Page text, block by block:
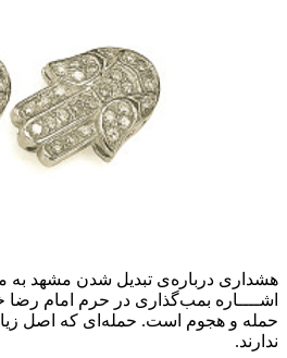
هشداری درباره‌ی تبدیل شدن مشهد به
اشــــاره بمب‌گذاری در حرم امام رضا
حمله و هجوم است. حمله‌ای که اصل
ندارند.